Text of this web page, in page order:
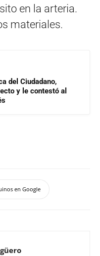
en la arteria.
materiales.
del Ciudadano,
y le contestó al
en Google